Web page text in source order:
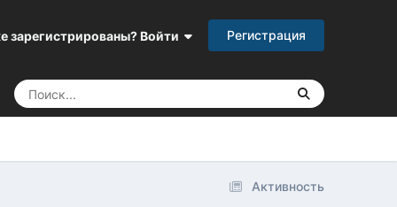
зарегистрированы? Войти Регистрация
Активность